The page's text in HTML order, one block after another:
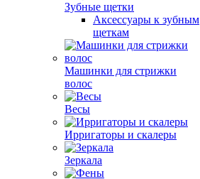
Зубные щетки
Аксессуары к зубным
щеткам
Машинки для стрижки
волос
Весы
Ирригаторы и скалеры
Зеркала